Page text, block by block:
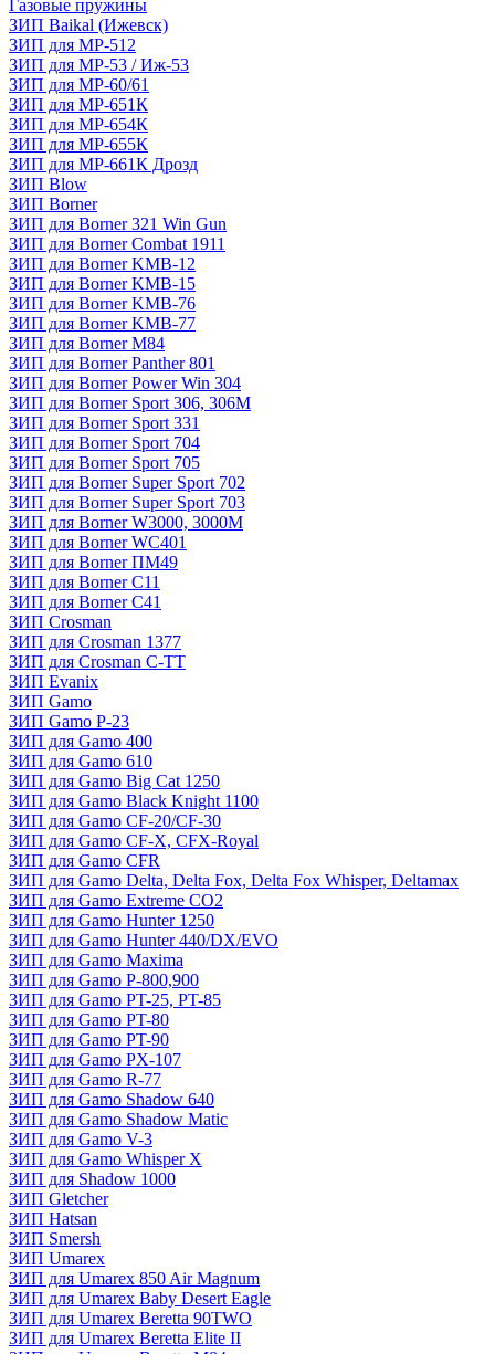
Газовые пружины
ЗИП Baikal (Ижевск)
ЗИП для МР-512
ЗИП для МР-53 / Иж-53
ЗИП для МР-60/61
ЗИП для МР-651К
ЗИП для МР-654К
ЗИП для МР-655К
ЗИП для МР-661К Дрозд
ЗИП Blow
ЗИП Borner
ЗИП для Borner 321 Win Gun
ЗИП для Borner Combat 1911
ЗИП для Borner KMB-12
ЗИП для Borner KMB-15
ЗИП для Borner KMB-76
ЗИП для Borner KMB-77
ЗИП для Borner M84
ЗИП для Borner Panther 801
ЗИП для Borner Power Win 304
ЗИП для Borner Sport 306, 306M
ЗИП для Borner Sport 331
ЗИП для Borner Sport 704
ЗИП для Borner Sport 705
ЗИП для Borner Super Sport 702
ЗИП для Borner Super Sport 703
ЗИП для Borner W3000, 3000М
ЗИП для Borner WC401
ЗИП для Borner ПМ49
ЗИП для Borner С11
ЗИП для Borner С41
ЗИП Crosman
ЗИП для Crosman 1377
ЗИП для Crosman C-TT
ЗИП Evanix
ЗИП Gamo
ЗИП Gamo P-23
ЗИП для Gamo 400
ЗИП для Gamo 610
ЗИП для Gamo Big Cat 1250
ЗИП для Gamo Black Knight 1100
ЗИП для Gamo CF-20/CF-30
ЗИП для Gamo CF-X, CFX-Royal
ЗИП для Gamo CFR
ЗИП для Gamo Delta, Delta Fox, Delta Fox Whisper, Deltamax
ЗИП для Gamo Extreme CO2
ЗИП для Gamo Hunter 1250
ЗИП для Gamo Hunter 440/DX/EVO
ЗИП для Gamo Maxima
ЗИП для Gamo P-800,900
ЗИП для Gamo PT-25, PT-85
ЗИП для Gamo PT-80
ЗИП для Gamo PT-90
ЗИП для Gamo PX-107
ЗИП для Gamo R-77
ЗИП для Gamo Shadow 640
ЗИП для Gamo Shadow Matic
ЗИП для Gamo V-3
ЗИП для Gamo Whisper X
ЗИП для Shadow 1000
ЗИП Gletcher
ЗИП Hatsan
ЗИП Smersh
ЗИП Umarex
ЗИП для Umarex 850 Air Magnum
ЗИП для Umarex Baby Desert Eagle
ЗИП для Umarex Beretta 90TWO
ЗИП для Umarex Beretta Elite II